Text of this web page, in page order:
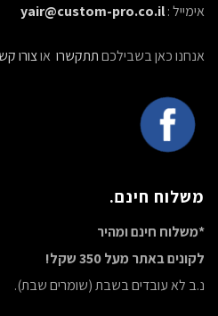
אימייל :yair@custom-pro.co.il
אנחנו כאן בשבילכםתתקשרו אוצורו
משלוח חינם.
*משלוח חינם ומהיר
לקונים באתר מעל 350 שקל!
נ.ב לא עובדים בשבת (שומרים שבת).